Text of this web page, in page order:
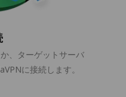
、ターゲットサーバ
に接続します。